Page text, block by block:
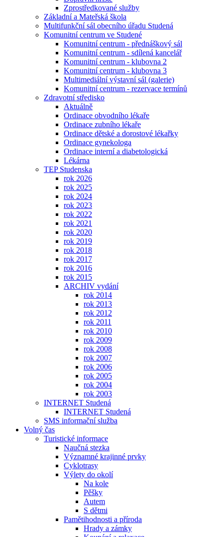
Zprostředkované služby
Základní a Mateřská škola
Multifunkční sál obecního úřadu Studená
Komunitní centrum ve Studené
Komunitní centrum - přednáškový sál
Komunitní centrum - sdílená kancelář
Komunitní centrum - klubovna 2
Komunitní centrum - klubovna 3
Multimediální výstavní sál (galerie)
Komunitní centrum - rezervace termínů
Zdravotní středisko
Aktuálně
Ordinace obvodního lékaře
Ordinace zubního lékaře
Ordinace dětské a dorostové lékařky
Ordinace gynekologa
Ordinace interní a diabetologická
Lékárna
TEP Studenska
rok 2026
rok 2025
rok 2024
rok 2023
rok 2022
rok 2021
rok 2020
rok 2019
rok 2018
rok 2017
rok 2016
rok 2015
ARCHIV vydání
rok 2014
rok 2013
rok 2012
rok 2011
rok 2010
rok 2009
rok 2008
rok 2007
rok 2006
rok 2005
rok 2004
rok 2003
INTERNET Studená
INTERNET Studená
SMS informační služba
Volný čas
Turistické informace
Naučná stezka
Významné krajinné prvky
Cyklotrasy
Výlety do okolí
Na kole
Pěšky
Autem
S dětmi
Pamětihodnosti a příroda
Hrady a zámky